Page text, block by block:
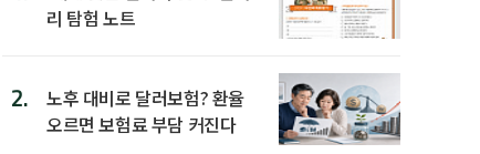
리 탐험 노트
2.
노후 대비로 달러보험? 환율
오르면 보험료 부담 커진다